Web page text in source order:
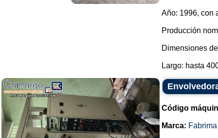
Año: 1996, con
Producción
Dimensiones
Largo: hasta
Código
Marca: Fabrima